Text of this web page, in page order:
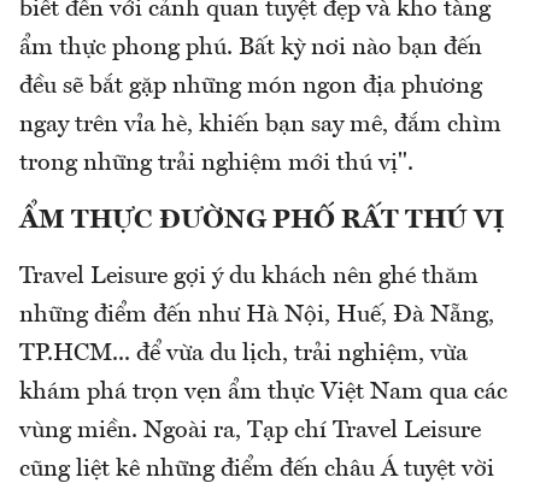
biết đến với cảnh quan tuyệt đẹp và kho tàng
ẩm thực phong phú. Bất kỳ nơi nào bạn đến
đều sẽ bắt gặp những món ngon địa phương
ngay trên vỉa hè, khiến bạn say mê, đắm chìm
trong những trải nghiệm mới thú vị".
ẨM THỰC ĐƯỜNG PHỐ RẤT THÚ VỊ
Travel Leisure gợi ý du khách nên ghé thăm
những điểm đến như Hà Nội, Huế, Đà Nẵng,
TP.HCM... để vừa du lịch, trải nghiệm, vừa
khám phá trọn vẹn ẩm thực Việt Nam qua các
vùng miền. Ngoài ra, Tạp chí Travel Leisure
cũng liệt kê những điểm đến châu Á tuyệt vời